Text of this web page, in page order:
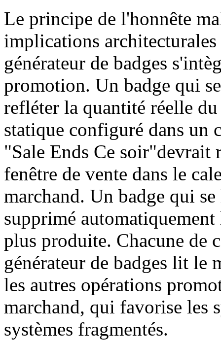
Le principe de l'honnête
implications
générateur de badges
promotion. Un badge qui
refléter la quantité réelle
statique configuré dans un
"Sale Ends Ce soir"devrait
fenêtre de vente dans le
marchand. Un badge qui
supprimé
plus produite. Chacune de
générateur de badges lit le
les autres opérations
marchand, qui favorise les
systèmes fragmentés.